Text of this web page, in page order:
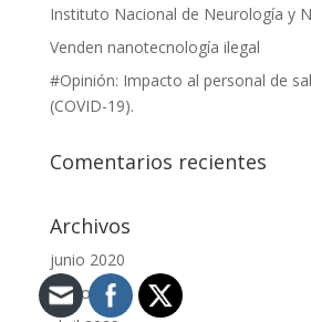
Instituto Nacional de Neurología y
Venden nanotecnología ilegal
#Opinión: Impacto al personal de
(COVID-19).
Comentarios recientes
Archivos
junio 2020
mayo 2020